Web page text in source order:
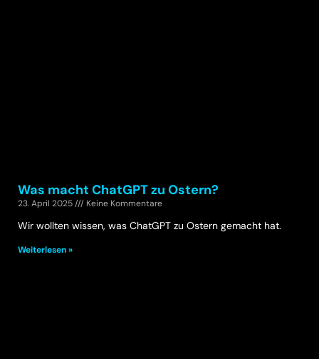
Was macht ChatGPT zu Ostern?
23. April 2025 Keine Kommentare
Wir wollten wissen, was ChatGPT zu Ostern gemacht hat.
Weiterlesen »